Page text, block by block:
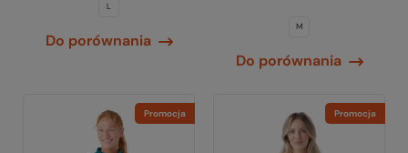
L
Do porównania
M
Do porównania
Promocja Promocja